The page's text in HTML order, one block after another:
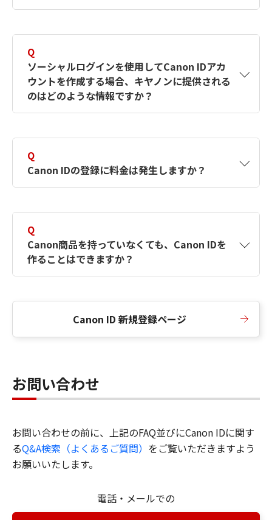
す。詳しい作成方法は【カメラ】Canon IDとは
何ですか？Canon IDの作成方法は？をご確認く
ださい。
Q
ソーシャルログインを使用してCanon IDアカ
ウントを作成する場合、キヤノンに提供される
のはどのような情報ですか？
択したサービスから取得します。アカウントを
簡単に作成できるように、この情報を使用して
Canon IDの登録フォームを入力します。
Q
Canon IDの登録に料金は発生しますか？
Q
Canon商品を持っていなくても、Canon IDを
作ることはできますか？
Canon ID 新規登録ページ
お問い合わせ
お問い合わせの前に、上記のFAQ並びにCanon IDに関す
るQ&A検索（よくあるご質問） をご覧いただきますよう
お願いいたします。
電話・メールでの